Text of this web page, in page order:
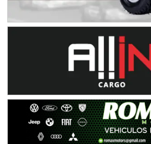
El Timbó (Tucumán)
COBERTURA ESPECIAL DE E-KART.COM.AR
KDO - F6
Ciudad de Trenque Lauquen (Asfalto)
Trenque Lauquen (Buenos Aires)